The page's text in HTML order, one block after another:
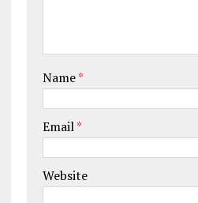
Name*
Email*
Website